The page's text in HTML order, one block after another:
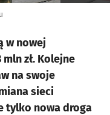
w nowej
zł. Kolejne
na swoje
sieci
tylko nowa droga